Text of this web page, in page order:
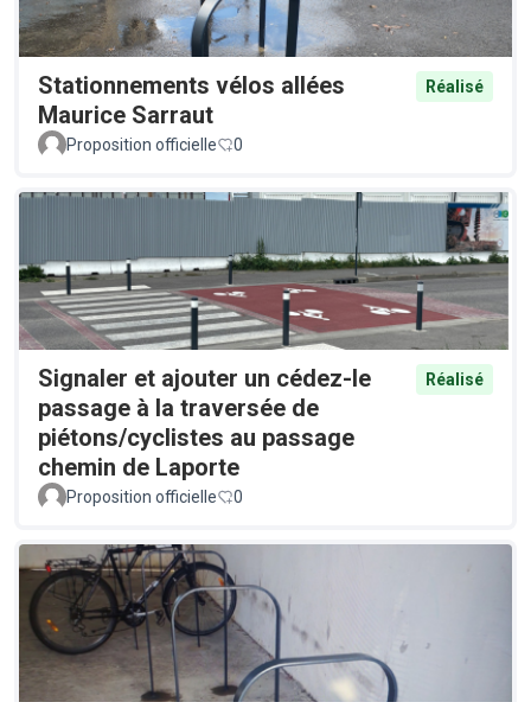
Stationnements vélos allées
Maurice Sarraut
Réalisé
Proposition officielle 0
Signaler et ajouter un cédez-le
passage à la traversée de
piétons/cyclistes au passage
chemin de Laporte
Réalisé
Proposition officielle 0